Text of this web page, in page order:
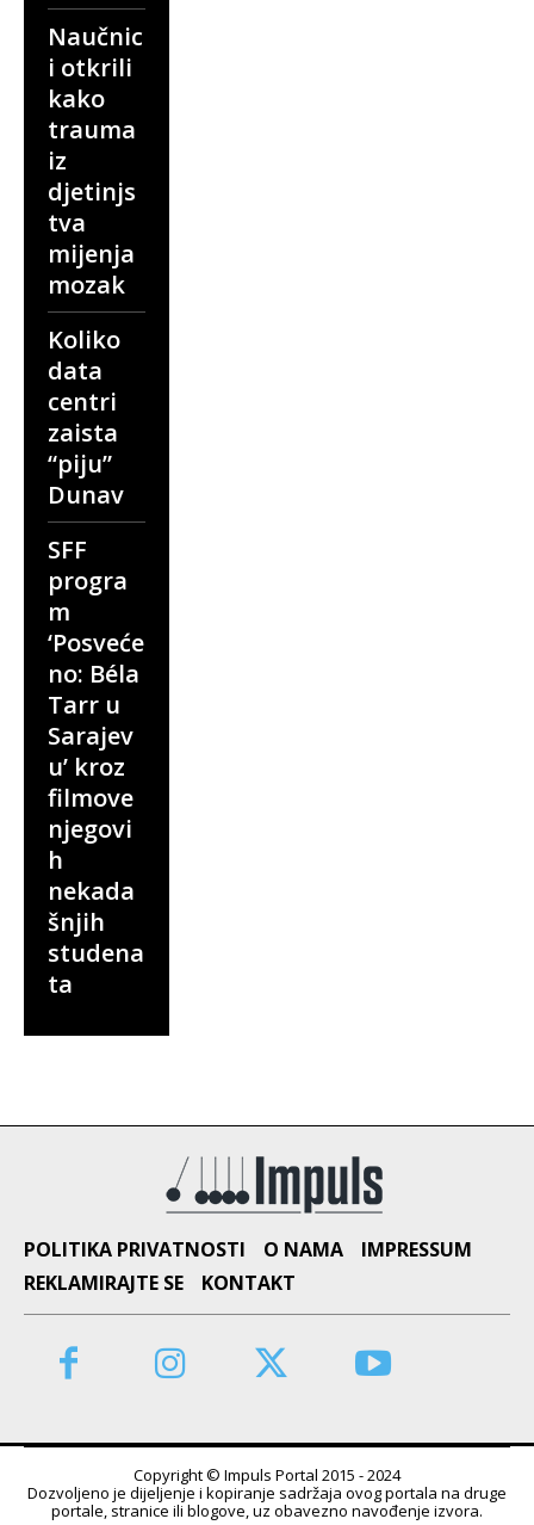
Naučnic
i otkrili
kako
trauma
iz
djetinjs
tva
mijenja
mozak
Koliko
data
centri
zaista
“piju”
Dunav
SFF
progra
m
‘Posveće
no: Béla
Tarr u
Sarajev
u’ kroz
filmove
njegovi
h
nekada
šnjih
studena
ta
POLITIKA PRIVATNOSTI O NAMA
IMPRESSUM
REKLAMIRAJTE SE
KONTAKT
Copyright © Impuls Portal 2015 - 2024
Dozvoljeno je dijeljenje i kopiranje sadržaja ovog portala na druge
portale, stranice ili blogove, uz obavezno navođenje izvora.